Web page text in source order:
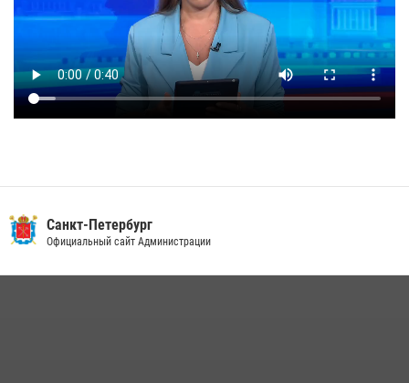
Санкт-Петербург
Официальный сайт Администрации